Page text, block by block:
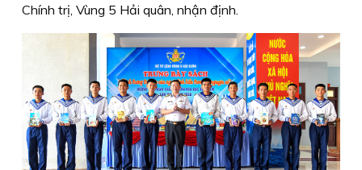
Chính trị, Vùng 5 Hải quân, nhận định.